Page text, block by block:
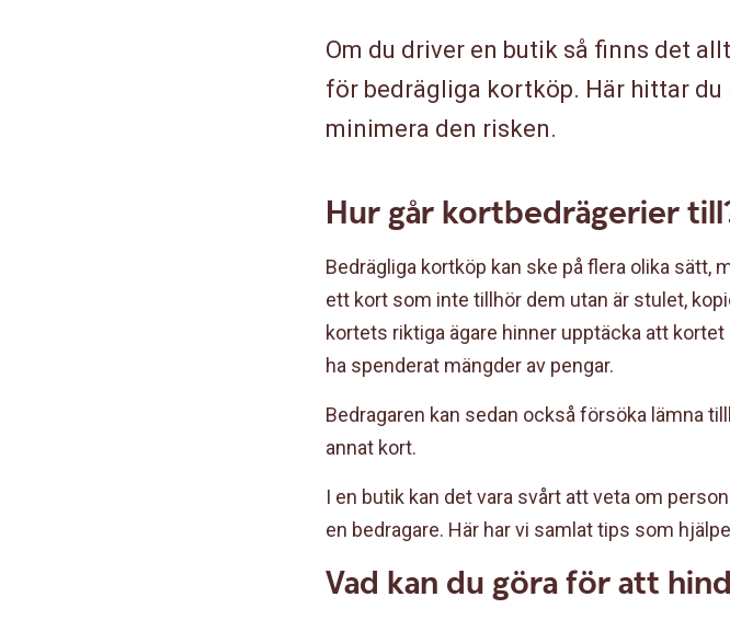
Om du driver en butik så finns det
för bedrägliga kortköp. Här hittar
minimera den risken.
Hur går kortbedrägerier
Bedrägliga kortköp kan ske på flera olika sätt,
ett kort som inte tillhör dem utan är stulet,
kortets riktiga ägare hinner upptäcka att
ha spenderat mängder av pengar.
Bedragaren kan sedan också försöka lämna
annat kort.
I en butik kan det vara svårt att veta om
en bedragare. Här har vi samlat tips som
Vad kan du göra för att